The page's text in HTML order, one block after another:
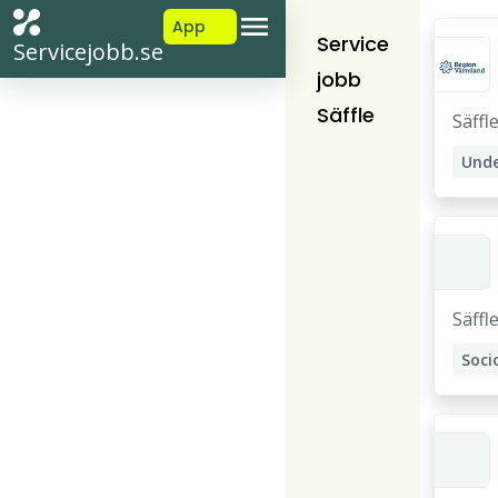
Servicejobb.se
App
Service
jobb
Säffle
Säffle
Säffle